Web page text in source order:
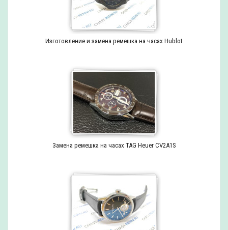
Изготовление и замена ремешка на часах Hublot
Замена ремешка на часах TAG Heuer CV2A1S